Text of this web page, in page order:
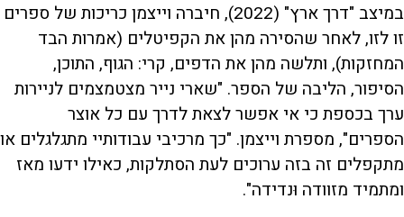
במיצב "דרך ארץ" (2022), חיברה וייצמן כריכות של ספרים
זו לזו, לאחר שהסירה מהן את הקפיטלים (אמרות הבד
המחזקות), ותלשה מהן את הדפים, קרי: הגוף, התוכן,
הסיפור, הליבה של הספר. "שארי נייר מצטמצמים לניירות
ערך בכספת כי אי אפשר לצאת לדרך עם כל אוצר
הספרים", מספרת וייצמן. "כך מרכיבי עבודותיי מתגלגלים או
מתקפלים זה בזה ערוכים לעת הסתלקות, כאילו ידעו מאז
ומתמיד מזוודה וּנדידה".